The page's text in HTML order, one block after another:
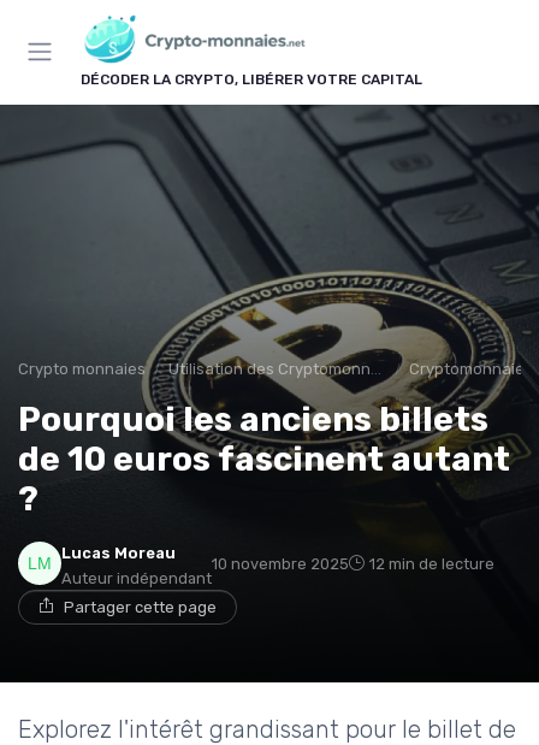
DÉCODER LA CRYPTO, LIBÉRER VOTRE CAPITAL
Crypto monnaies Utilisation des Cryptomonnaies Cryptomonnaies
Pourquoi les anciens billets
de 10 euros fascinent autant
?
Lucas Moreau
Auteur indépendant
10 novembre 2025 12 min de lecture
Partager cette page
Explorez l'intérêt grandissant pour le billet de
Panneau de gestion des cookies